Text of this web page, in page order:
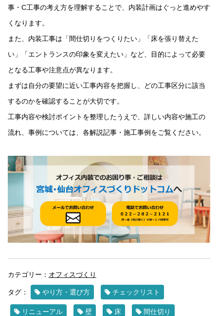
事・C工事の考え方を理解することで、内装計画はぐっと進めやす
くなります。
また、内装工事は「間仕切りをつくりたい」「床を張り替えた
い」「エントランスの印象を変えたい」など、目的によって必要
となる工事や注意点が異なります。
まずは自分の要望に近い工事内容を把握し、どの工事区分に該当
するのかを確認することが大切です。
工事内容や検討ポイントを整理したうえで、詳しい内容や施工の
流れ、事例については、各解説記事・施工事例をご覧ください。
カテゴリー： オフィスづくり
タグ： やり方・選び方 チェックリスト
リニューアル 壁 床 間仕切り